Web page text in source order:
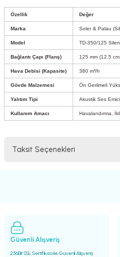
Özellik Değer
Marka Soler & Palau
Model TD-350/125
Bağlantı Çapı (Flanş) 125 mm (12.5
Hava Debisi (Kapasite) 380 m³/h
Gövde Malzemesi Ön Gerilmeli
Yalıtım Tipi Akustik Ses
Kullanım Amacı Havalandırma,
Taksit Seçenekleri
Güvenli Alışveriş
256Bit SSL Sertifikası ile Güvenli Alışveriş